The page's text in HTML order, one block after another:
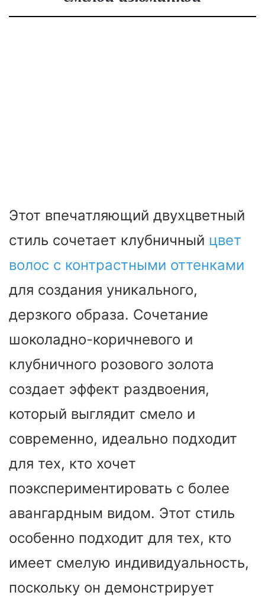
Этот впечатляющий двухцветный
стиль сочетает клубничный цвет
волос с контрастными оттенками
для создания уникального,
дерзкого образа. Сочетание
шоколадно-коричневого и
клубничного розового золота
создает эффект раздвоения,
который выглядит смело и
современно, идеально подходит
для тех, кто хочет
поэкспериментировать с более
авангардным видом. Этот стиль
особенно подходит для тех, кто
имеет смелую индивидуальность,
поскольку он демонстрирует